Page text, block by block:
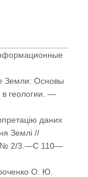
Земли: Основы
геологии. —
даних
Землі //
№ 2/3.—С 110—
О. Ю.